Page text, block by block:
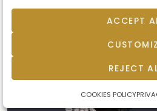
ACCEPT
REJECT
COOKIES POLICY